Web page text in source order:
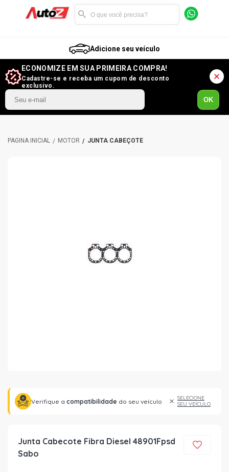
Adicione seu veículo
ECONOMIZE EM SUA PRIMEIRA COMPRA!
Cadastre-se e receba um cupom de desconto
exclusivo.
OK
MOTOR JUNTA CABEÇOTE
Verifique a compatibilidade do seu veículo
SELECIONE
SEU VEÍCULO
Junta Cabecote Fibra Diesel 48901Fpsd
Sabo